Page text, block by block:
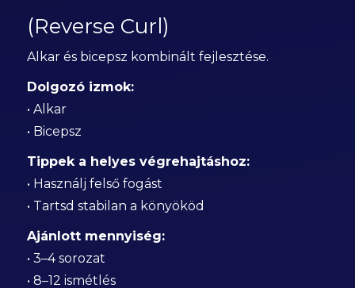
(Reverse Curl)
Alkar és bicepsz kombinált fejlesztése.
Dolgozó izmok:
• Alkar
• Bicepsz
Tippek a helyes végrehajtáshoz:
• Használj felső fogást
• Tartsd stabilan a könyököd
Ajánlott mennyiség:
• 3–4 sorozat
• 8–12 ismétlés